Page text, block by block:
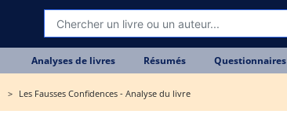
Analyses de livres Résumés Questionnaires
Les Fausses Confidences - Analyse du livre